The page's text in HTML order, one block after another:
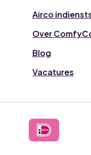
Airco
Over
Blog
Vacatures